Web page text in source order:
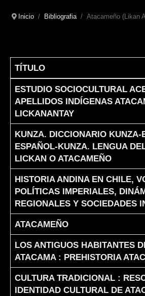
Inicio Bibliografia Atacameño (Likan
TÍTULO
ESTUDIO SOCIOCULTURAL
APELLIDOS INDÍGENAS
LICKANANTAY
KUNZA. DICCIONARIO KUNZA-
ESPAÑOL-KUNZA. LENGUA
LICKAN O ATACAMEÑO
HISTORIA ANDINA EN CHILE,
POLÍTICAS IMPERIALES,
REGIONALES Y SOCIEDADES
ATACAMEÑO
LOS ANTIGUOS HABITANTES
ATACAMA : PREHISTORIA
CULTURA TRADICIONAL :
IDENTIDAD CULTURAL DE